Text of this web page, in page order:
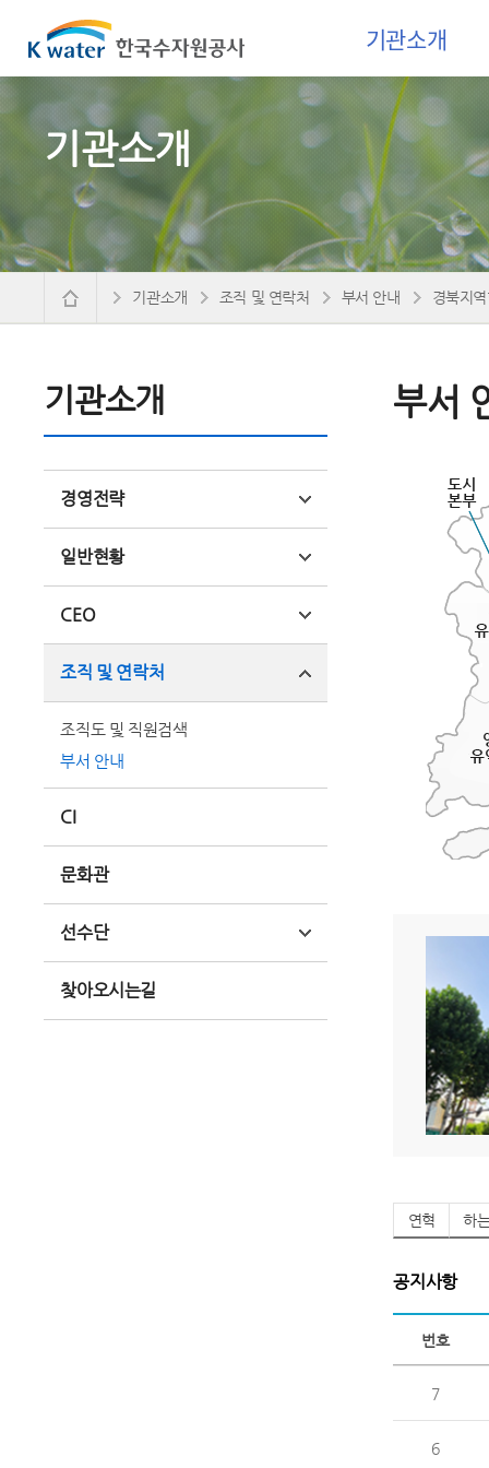
기관소개
기관소개
기관소개
경영전략
일반현황
CEO
조직 및 연락처
조직도 및 직원검색
부서 안내
CI
문화관
선수단
찾아오시는길
기관소개 조직 및 연락처 부서 안내 경북지
부서
연혁 하
공지사항
번호
7
6